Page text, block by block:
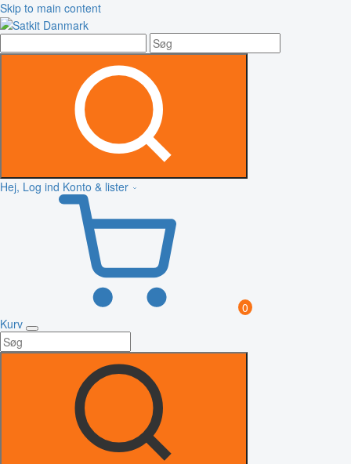
Skip to main content
Hej, Log ind Konto & lister
0
Kurv